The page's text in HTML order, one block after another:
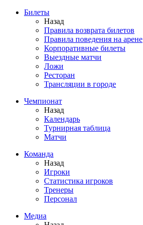
Билеты
Назад
Правила возврата билетов
Правила поведения на арене
Корпоративные билеты
Выездные матчи
Ложи
Ресторан
Трансляции в городе
Чемпионат
Назад
Календарь
Турнирная таблица
Матчи
Команда
Назад
Игроки
Статистика игроков
Тренеры
Персонал
Медиа